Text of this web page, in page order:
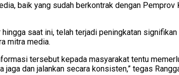
baik yang sudah berkontrak dengan
saat ini, telah terjadi peningkatan
mitra media.
tersebut kepada masyarakat tentu
dan jalankan secara konsisten,” tegas